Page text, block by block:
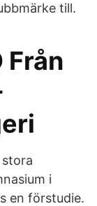
till.
Från
i
en förstudie.